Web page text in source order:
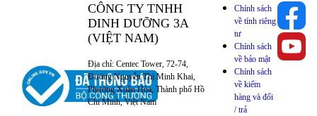
CÔNG TY TNHH
DINH DƯỠNG 3A
(VIỆT NAM)
Địa chỉ: Centec Tower, 72-74,
Đường Nguyễn Thị Minh Khai,
Phường Xuân Hòa, Thành phố Hồ
Chí Minh, Việt Nam
Chính sách
về tính riêng
tư
Chính sách
về bảo mật
Chính sách
về kiểm
hàng và đổi
/ trả